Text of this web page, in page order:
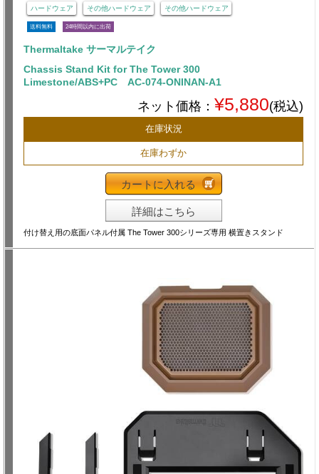
ハードウェア その他ハードウェア その他ハードウェア
送料無料 24時間以内に出荷
Thermaltake サーマルテイク
Chassis Stand Kit for The Tower 300
Limestone/ABS+PC AC-074-ONINAN-A1
ネット価格： ¥5,880(税込)
在庫状況
在庫わずか
カートに入れる
詳細はこちら
付け替え用の底面パネル付属 The Tower 300シリーズ専用 横置きスタンド